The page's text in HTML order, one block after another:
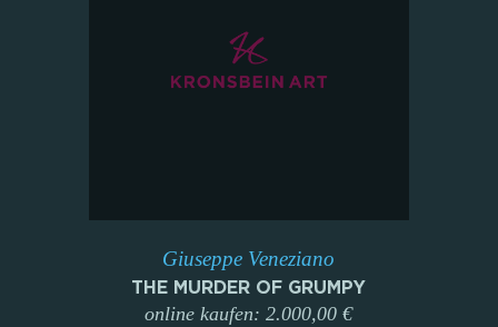
Giuseppe Veneziano
THE MURDER OF GRUMPY
online kaufen: 2.000,00 €